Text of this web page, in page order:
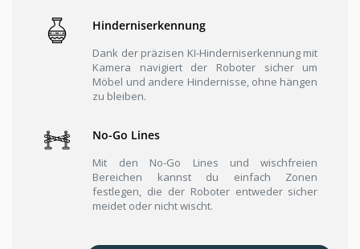
Hinderniserkennung
Dank der präzisen KI-Hinderniserkennung mit
Kamera navigiert der Roboter sicher um
Möbel und andere Hindernisse, ohne hängen
zu bleiben.
No-Go Lines
Mit den No-Go Lines und wischfreien
Bereichen kannst du einfach Zonen
festlegen, die der Roboter entweder sicher
meidet oder nicht wischt.